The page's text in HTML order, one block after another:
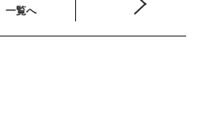
一覧へ